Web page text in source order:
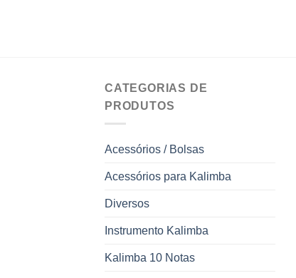
CATEGORIAS DE
PRODUTOS
Acessórios / Bolsas
Acessórios para Kalimba
Diversos
Instrumento Kalimba
Kalimba 10 Notas